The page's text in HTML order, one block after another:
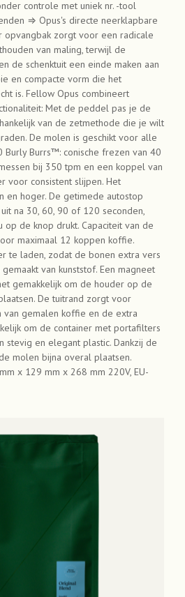
controle met uniek nr. -tool
⇒ Opus's directe neerklapbare
opvangbak zorgt voor een radicale
van maling, terwijl de
de schenktuit een einde maken aan
en compacte vorm die het
is. Fellow Opus combineert
Met de peddel pas je de
van de zetmethode die je wilt
De molen is geschikt voor alle
Burrs™: conische frezen van 40
bij 350 tpm en een koppel van
voor consistent slijpen. Het
en hoger. De getimede autostop
na 30, 60, 90 of 120 seconden,
op de knop drukt. Capaciteit van de
maximaal 12 koppen koffie.
te laden, zodat de bonen extra vers
van kunststof. Een magneet
gemakkelijk om de houder op de
De tuitrand zorgt voor
van gemalen koffie en de extra
om de container met portafilters
stevig en elegant plastic. Dankzij de
molen bijna overal plaatsen.
x 129 mm x 268 mm 220V, EU-